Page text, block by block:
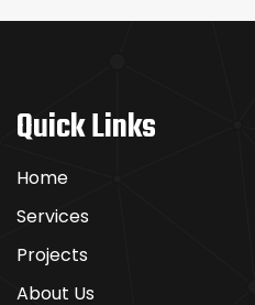
Quick Links
Home
Services
Projects
About Us